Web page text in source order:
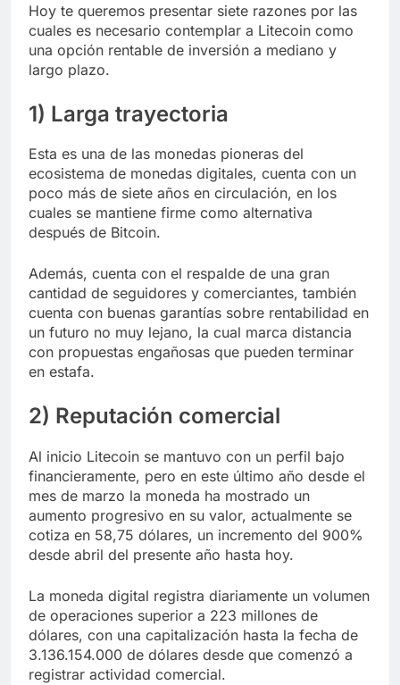
Hoy te queremos presentar siete razones por las
cuales es necesario contemplar a Litecoin como
una opción rentable de inversión a mediano y
largo plazo.
1) Larga trayectoria
Esta es una de las monedas pioneras del
ecosistema de monedas digitales, cuenta con un
poco más de siete años en circulación, en los
cuales se mantiene firme como alternativa
después de Bitcoin.
Además, cuenta con el respalde de una gran
cantidad de seguidores y comerciantes, también
cuenta con buenas garantías sobre rentabilidad en
un futuro no muy lejano, la cual marca distancia
con propuestas engañosas que pueden terminar
en estafa.
2) Reputación comercial
Al inicio Litecoin se mantuvo con un perfil bajo
financieramente, pero en este último año desde el
mes de marzo la moneda ha mostrado un
aumento progresivo en su valor, actualmente se
cotiza en 58,75 dólares, un incremento del 900%
desde abril del presente año hasta hoy.
La moneda digital registra diariamente un volumen
de operaciones superior a 223 millones de
dólares, con una capitalización hasta la fecha de
3.136.154.000 de dólares desde que comenzó a
registrar actividad comercial.